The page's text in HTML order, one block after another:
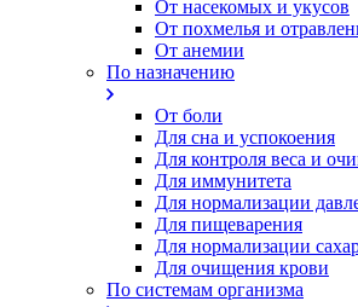
От насекомых и укусов
От похмелья и
От анемии
По назначению
От боли
Для сна и успокоения
Для контроля веса и
Для иммунитета
Для нормализации
Для пищеварения
Для нормализации
Для очищения крови
По системам организма